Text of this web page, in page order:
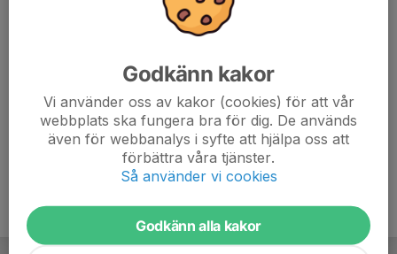
ha karta och isåfall vilken skala.
Godkänn kakor
Vi använder oss av kakor (cookies) för att vår
webbplats ska fungera bra för dig. De används
även för webbanalys i syfte att hjälpa oss att
förbättra våra tjänster.
Så använder vi cookies
Godkänn alla kakor